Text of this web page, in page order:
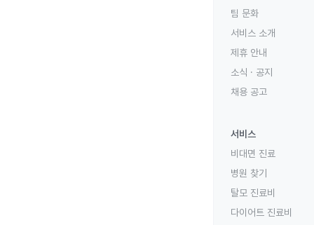
팀 문화
서비스 소개
제휴 안내
소식 · 공지
채용 공고
서비스
비대면 진료
병원 찾기
탈모 진료비
다이어트 진료비